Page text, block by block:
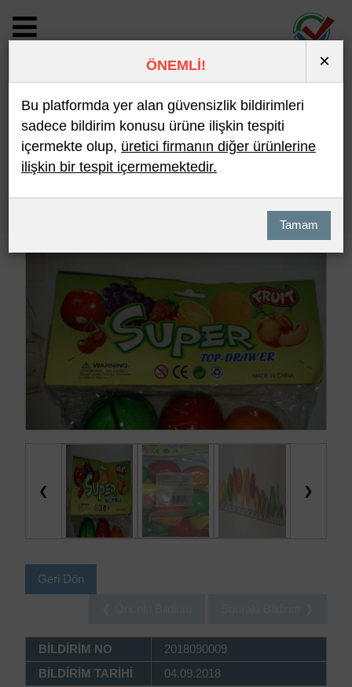
BİLDİRİM DETAYI
Son 10 Bildirim En Çok İncelenen
❮ ❯
Geri Dön
BİLDİRİM NO
2018090009
BİLDİRİM TARİHİ
04.09.2018
ÖNEMLİ! ×
Bu platformda yer alan güvensizlik bildirimleri
sadece bildirim konusu ürüne ilişkin tespiti
içermekte olup, üretici firmanın diğer ürünlerine
ilişkin bir tespit içermemektedir.
Tamam